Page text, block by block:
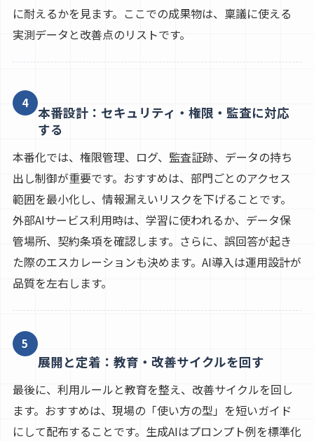
に耐えるかを見ます。ここでの成果物は、稟議に使える
実測データと改善点のリストです。
4
本番設計：セキュリティ・権限・監査に対応
する
本番化では、権限管理、ログ、監査証跡、データの持ち
出し制御が重要です。おすすめは、部門ごとのアクセス
範囲を最小化し、情報漏えいリスクを下げることです。
外部AIサービス利用時は、学習に使われるか、データ保
管場所、契約条項を確認します。さらに、誤回答が起き
た際のエスカレーションも決めます。AI導入は運用設計が
品質を左右します。
5
展開と定着：教育・改善サイクルを回す
最後に、利用ルールと教育を整え、改善サイクルを回し
ます。おすすめは、現場の「使い方の型」を短いガイド
にして配布することです。生成AIはプロンプト例を標準化